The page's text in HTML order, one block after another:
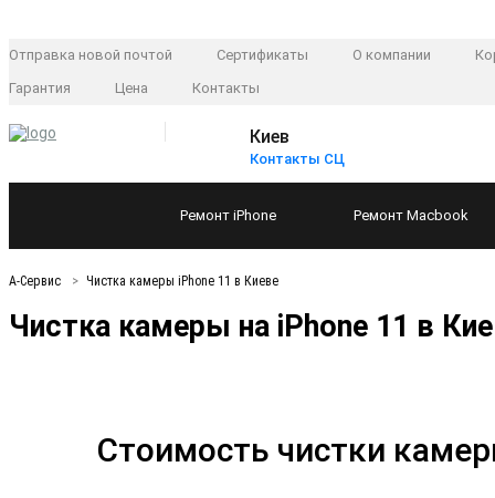
Отправка новой почтой Сертификаты О компании
Гарантия
Цена Контакты
Киев
Контакты СЦ
Ремонт iPhone Ремонт Macbook
А-Сервис Чистка камеры iPhone 11 в Киеве
Чистка камеры на iPhone 11 в
Стоимость чистки